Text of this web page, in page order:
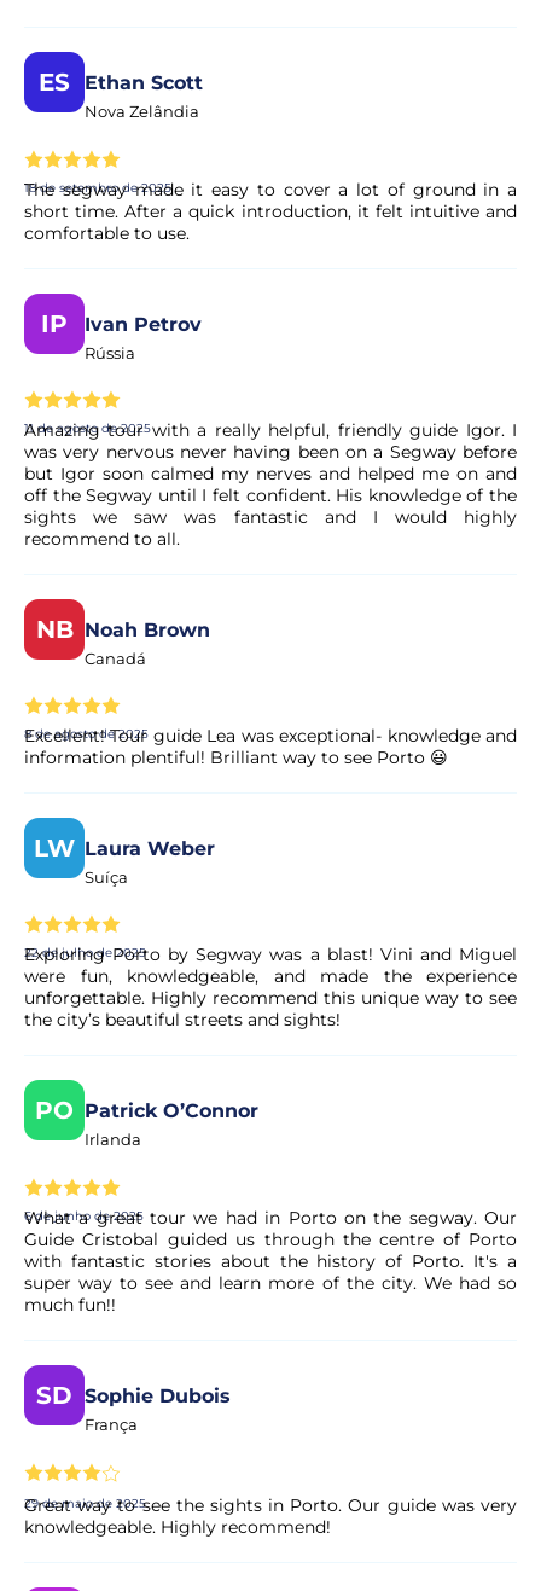
parceiro procede a uma validação rápida para garantir a
disponibilidade da experiência. Em poucos momentos,
recebe a confirmação no seu e-mail.
O pagamento é seguro?
garantindo total proteção dos seus dados pessoais e
financeiros.
ES Ethan Scott
Nova Zelândia
18 de setembro de 2025
The segway made it easy to cover a lot of ground in a
short time. After a quick introduction, it felt intuitive and
comfortable to use.
IP Ivan Petrov
Rússia
11 de agosto de 2025
Amazing tour with a really helpful, friendly guide Igor. I
was very nervous never having been on a Segway before
but Igor soon calmed my nerves and helped me on and
off the Segway until I felt confident. His knowledge of the
sights we saw was fantastic and I would highly
recommend to all.
NB Noah Brown
Canadá
8 de agosto de 2025
Excellent! Tour guide Lea was exceptional- knowledge and
information plentiful! Brilliant way to see Porto 😃
LW Laura Weber
Suíça
22 de julho de 2025
Exploring Porto by Segway was a blast! Vini and Miguel
were fun, knowledgeable, and made the experience
unforgettable. Highly recommend this unique way to see
the city’s beautiful streets and sights!
PO Patrick O’Connor
Irlanda
6 de junho de 2025
What a great tour we had in Porto on the segway. Our
Guide Cristobal guided us through the centre of Porto
with fantastic stories about the history of Porto. It's a
super way to see and learn more of the city. We had so
much fun!!
SD Sophie Dubois
França
29 de maio de 2025
Great way to see the sights in Porto. Our guide was very
knowledgeable. Highly recommend!